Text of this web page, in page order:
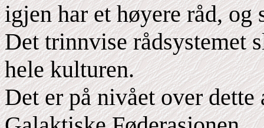
igjen har et høyere råd, og
Det trinnvise rådsystemet
hele kulturen.
Det er på nivået over